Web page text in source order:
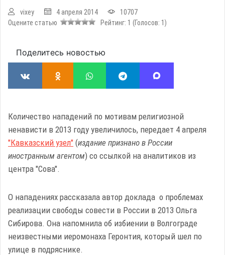
vixey 4 апреля 2014
10707
Оцените статью
Рейтинг: 1 (Голосов: 1 )
Поделитесь новостью
Количество нападений по мотивам религиозной
ненависти в 2013 году увеличилось, передает 4 апреля
"Кавказский узел" (издание признано в России
иностранным агентом) со ссылкой на аналитиков из
центра "Сова".
О нападениях рассказала автор доклада о проблемах
реализации свободы совести в России в 2013 Ольга
Сибирова. Она напомнила об избиении в Волгограде
неизвестными иеромонаха Геронтия, который шел по
улице в подряснике.